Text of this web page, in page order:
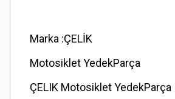
Marka :ÇELİK
Motosiklet YedekParça
ÇELIK Motosiklet YedekParça